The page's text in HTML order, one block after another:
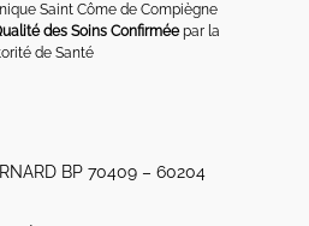
Saint Côme de Compiègne
des Soins Confirméepar la
de Santé
BP 70409 – 60204